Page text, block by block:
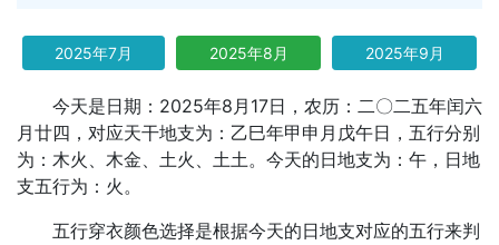
2025年7月 2025年8月 2025年9月
今天是日期：2025年8月17日，农历：二〇二五年闰六
月廿四，对应天干地支为：乙巳年甲申月戊午日，五行分别
为：木火、木金、土火、土土。今天的日地支为：午，日地
支五行为：火。
五行穿衣颜色选择是根据今天的日地支对应的五行来判